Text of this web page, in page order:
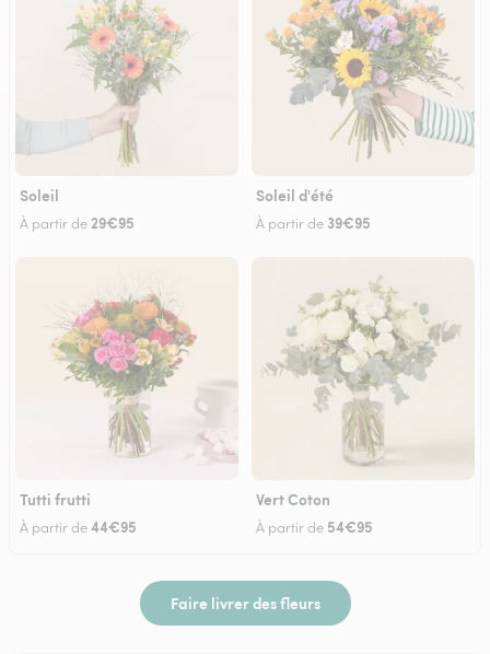
Soleil
À partir de29€95
Soleil d'été
À partir de 39€95
Tutti frutti
À partir de44€95
Vert Coton
À partir de 54€95
Faire livrer des fleurs